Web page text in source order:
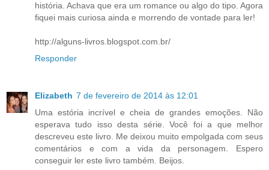
história. Achava que era um romance ou algo do tipo. Agora
fiquei mais curiosa ainda e morrendo de vontade para ler!
http://alguns-livros.blogspot.com.br/
Responder
Elizabeth 7 de fevereiro de 2014 às 12:01
Uma estória incrível e cheia de grandes emoções. Não
esperava tudo isso desta série. Você foi a que melhor
descreveu este livro. Me deixou muito empolgada com seus
comentários e com a vida da personagem. Espero
conseguir ler este livro também. Beijos.